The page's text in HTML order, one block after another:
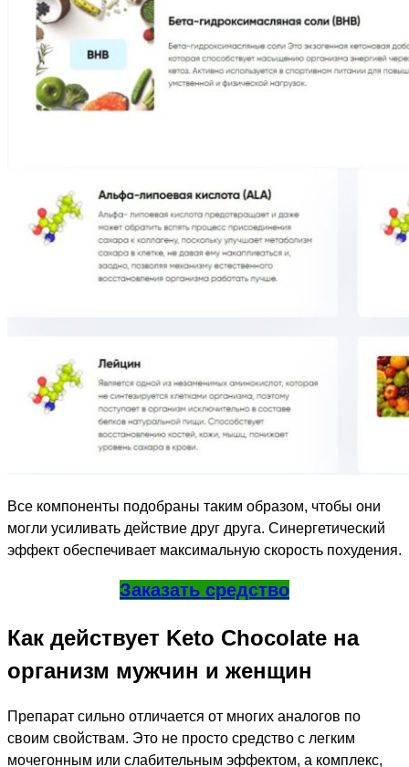
Все компоненты подобраны таким образом, чтобы они
могли усиливать действие друг друга. Синергетический
эффект обеспечивает максимальную скорость похудения.
Заказать средство
Как действует Keto Сhocolate на
организм мужчин и женщин
Препарат сильно отличается от многих аналогов по
своим свойствам. Это не просто средство с легким
мочегонным или слабительным эффектом, а комплекс,